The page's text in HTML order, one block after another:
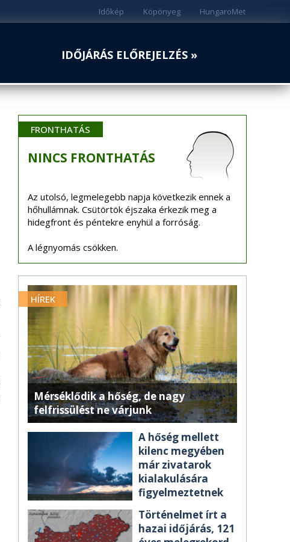
HungaroMet
Köpönyeg
Időkép
IDŐJÁRÁS ELŐREJELZÉS »
FRONTHATÁS
NINCS FRONTHATÁS
Az utolsó, legmelegebb napja következik ennek a
hőhullámnak. Csütörtök éjszaka érkezik meg a
hidegfront és péntekre enyhül a forróság.
A légnyomás csökken.
HÍREK
Mérséklődik a hőség, de nagy
felfrissülést ne várjunk
A hőség mellett
kilenc megyében
már zivatarok
kialakulására
figyelmeztetnek
Történelmet írt a
hazai időjárás, 121